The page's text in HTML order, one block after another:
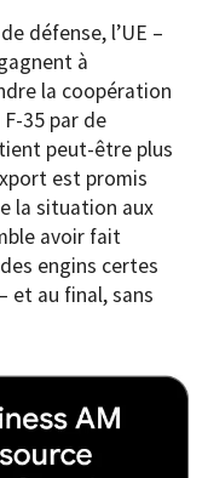
défense, l’UE –
à
la coopération
F-35 par de
peut-être plus
est promis
la situation aux
avoir fait
engins certes
et au final, sans